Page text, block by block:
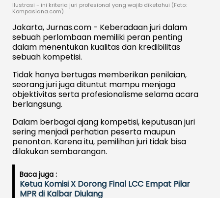
Ilustrasi - ini kriteria juri profesional yang wajib diketahui (Foto:
Kompasiana.com)
Jakarta, Jurnas.com - Keberadaan juri dalam
sebuah perlombaan memiliki peran penting
dalam menentukan kualitas dan kredibilitas
sebuah kompetisi.
Tidak hanya bertugas memberikan penilaian,
seorang juri juga dituntut mampu menjaga
objektivitas serta profesionalisme selama acara
berlangsung.
Dalam berbagai ajang kompetisi, keputusan juri
sering menjadi perhatian peserta maupun
penonton. Karena itu, pemilihan juri tidak bisa
dilakukan sembarangan.
Baca juga :
Ketua Komisi X Dorong Final LCC Empat Pilar
MPR di Kalbar Diulang